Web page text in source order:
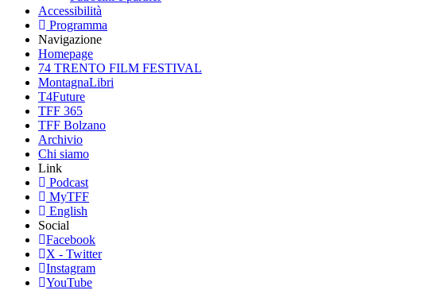
Accessibilità
Programma
Navigazione
Homepage
74 TRENTO FILM FESTIVAL
MontagnaLibri
T4Future
TFF 365
TFF Bolzano
Archivio
Chi siamo
Link
Podcast
MyTFF
English
Social
Facebook
X - Twitter
Instagram
YouTube